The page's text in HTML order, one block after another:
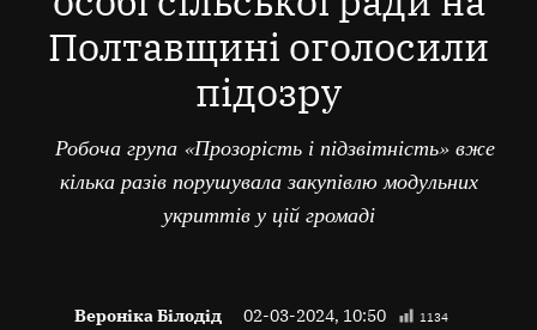
Полтавщині оголосили
підозру
Робоча група «Прозорість і підзвітність» вже
кілька разів порушувала закупівлю модульних
укриттів у цій громаді
Вероніка Білодід 02-03-2024, 10:50 1134